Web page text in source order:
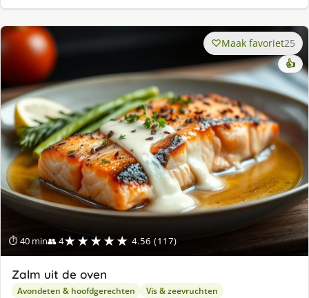
⏱ 40 min👥 4★★★★★ 4.56 (117)
Maak favoriet25
👍
Zalm uit de oven
Avondeten & hoofdgerechten Vis & zeevruchten